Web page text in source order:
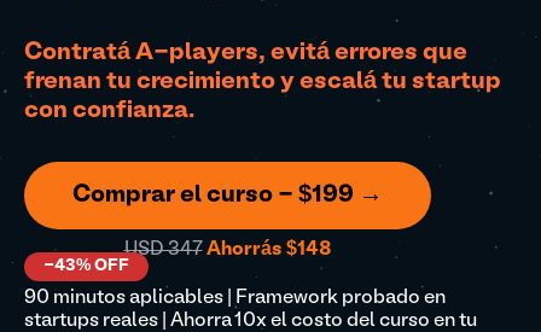
Contratá A-players, evitá errores que
frenan tu crecimiento y escalá tu startup
con confianza.
Comprar el curso - $199 →
USD 347 Ahorrás $148
-43% OFF
90 minutos aplicables | Framework probado en
startups reales | Ahorra 10x el costo del curso en tu